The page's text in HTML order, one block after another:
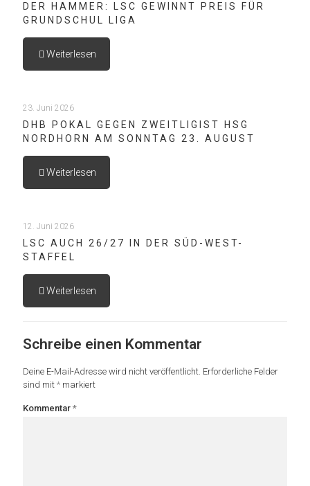
DER HAMMER: LSC GEWINNT PREIS FÜR
GRUNDSCHUL LIGA
Weiterlesen
23. Juni 2026
DHB POKAL GEGEN ZWEITLIGIST HSG
NORDHORN AM SONNTAG 23. AUGUST
Weiterlesen
12. Juni 2026
LSC AUCH 26/27 IN DER SÜD-WEST-
STAFFEL
Weiterlesen
Schreibe einen Kommentar
Deine E-Mail-Adresse wird nicht veröffentlicht. Erforderliche Felder
sind mit * markiert
Kommentar *